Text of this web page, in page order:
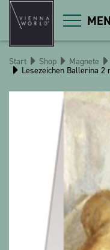
Schlüsselanhänger
Spiele / Kinder
Weihnachten
Start Shop Magnete
Lesezeichen Ballerina 2